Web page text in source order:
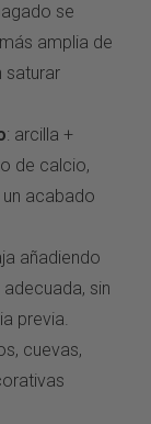
se
amplia de
saturar
: arcilla +
de calcio,
un acabado
añadiendo
sin
previa.
cuevas,